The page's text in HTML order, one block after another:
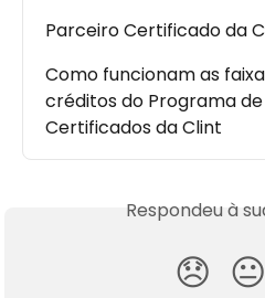
Parceiro Certificado da
Como funcionam as
créditos do Programa
Certificados da Clint
Respondeu à
😞 😐